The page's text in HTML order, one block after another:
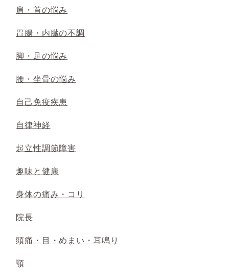
肩・首の悩み
胃腸・内臓の不調
脚・足の悩み
腰・坐骨の悩み
自己免疫疾患
自律神経
起立性調節障害
趣味と健康
身体の痛み・コリ
院長
頭痛・目・めまい・耳鳴り
顎